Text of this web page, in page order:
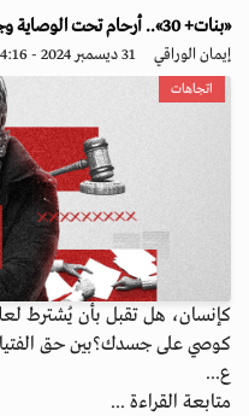
«بنات+ 30».. أرحام تحت الوصاية وجه آخر للتمييز في مصر
إيمان الوراقي 31 ديسمبر 2024 - 14:16
اتجاهات
كإنسان، هل تقبل بأن يُشترط
كوصي على جسدك؟بين حق
ع...
متابعة القراءة ...